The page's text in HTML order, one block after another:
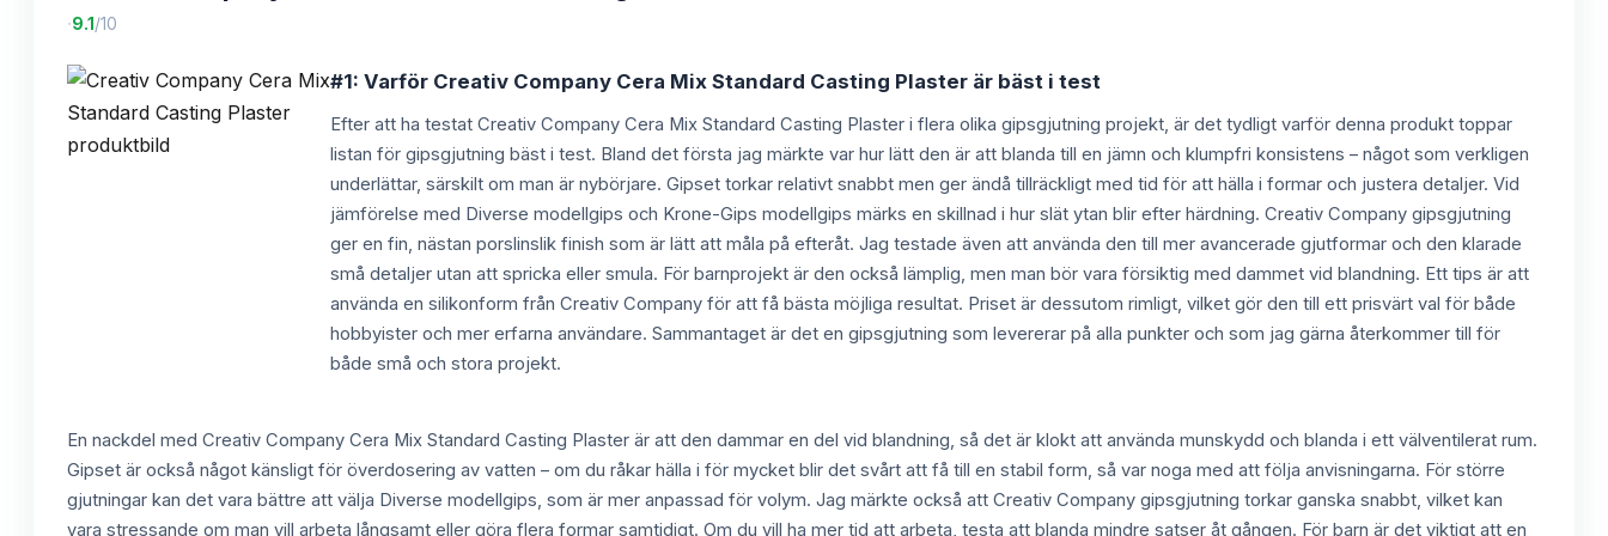
·9.1 /10
#1: Varför Creativ Company Cera Mix Standard Casting Plaster är bäst i test
Efter att ha testat Creativ Company Cera Mix Standard Casting Plaster i flera olika gipsgjutning projekt, är det tydligt varför denna produkt toppar
listan för gipsgjutning bäst i test. Bland det första jag märkte var hur lätt den är att blanda till en jämn och klumpfri konsistens – något som verkligen
underlättar, särskilt om man är nybörjare. Gipset torkar relativt snabbt men ger ändå tillräckligt med tid för att hälla i formar och justera detaljer. Vid
jämförelse med Diverse modellgips och Krone-Gips modellgips märks en skillnad i hur slät ytan blir efter härdning. Creativ Company gipsgjutning
ger en fin, nästan porslinslik finish som är lätt att måla på efteråt. Jag testade även att använda den till mer avancerade gjutformar och den klarade
små detaljer utan att spricka eller smula. För barnprojekt är den också lämplig, men man bör vara försiktig med dammet vid blandning. Ett tips är att
använda en silikonform från Creativ Company för att få bästa möjliga resultat. Priset är dessutom rimligt, vilket gör den till ett prisvärt val för både
hobbyister och mer erfarna användare. Sammantaget är det en gipsgjutning som levererar på alla punkter och som jag gärna återkommer till för
både små och stora projekt.
En nackdel med Creativ Company Cera Mix Standard Casting Plaster är att den dammar en del vid blandning, så det är klokt att använda munskydd och blanda i ett välventilerat rum.
Gipset är också något känsligt för överdosering av vatten – om du råkar hälla i för mycket blir det svårt att få till en stabil form, så var noga med att följa anvisningarna. För större
gjutningar kan det vara bättre att välja Diverse modellgips, som är mer anpassad för volym. Jag märkte också att Creativ Company gipsgjutning torkar ganska snabbt, vilket kan
vara stressande om man vill arbeta långsamt eller göra flera formar samtidigt. Om du vill ha mer tid att arbeta, testa att blanda mindre satser åt gången. För barn är det viktigt att en